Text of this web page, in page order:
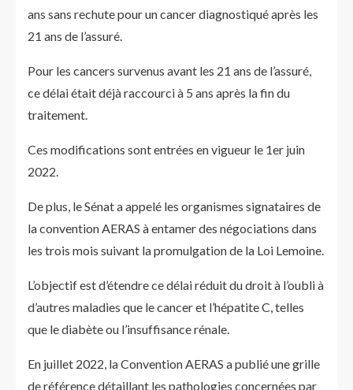
ans sans rechute pour un cancer diagnostiqué après les
21 ans de l’assuré.
Pour les cancers survenus avant les 21 ans de l’assuré,
ce délai était déjà raccourci à 5 ans après la fin du
traitement.
Ces modifications sont entrées en vigueur le 1er juin
2022.
De plus, le Sénat a appelé les organismes signataires de
la convention AERAS à entamer des négociations dans
les trois mois suivant la promulgation de la Loi Lemoine.
L’objectif est d’étendre ce délai réduit du droit à l’oubli à
d’autres maladies que le cancer et l’hépatite C, telles
que le diabète ou l’insuffisance rénale.
En juillet 2022, la Convention AERAS a publié une grille
de référence détaillant les pathologies concernées par